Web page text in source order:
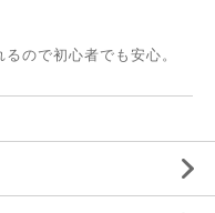
ので初心者でも安心。